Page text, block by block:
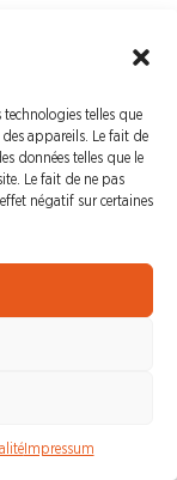
technologies telles que
appareils. Le fait de
données telles que le
Le fait de ne pas
négatif sur certaines
Impressum
À
a fait
dans le
de